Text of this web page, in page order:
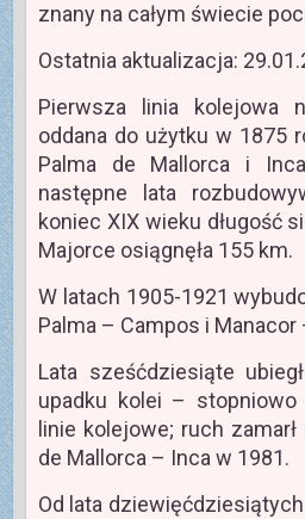
znany na całym świecie
Ostatnia aktualizacja:
Pierwsza linia kolejowa
oddana do użytku w 1875
Palma de Mallorca i
następne lata
koniec XIX wieku długość
Majorce osiągnęła 155 km.
W latach 1905-1921
Palma – Campos i Manacor
Lata sześćdziesiąte
upadku kolei – stopniowo
linie kolejowe; ruch
de Mallorca – Inca w 1981.
Od lata